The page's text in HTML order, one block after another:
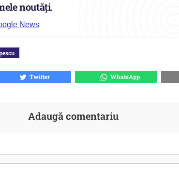
noutăți.
News
Twitter WhatsApp
Adaugă comentariu